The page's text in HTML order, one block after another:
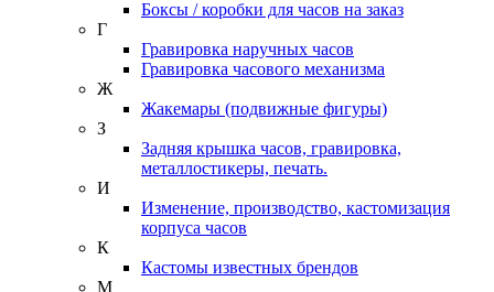
Боксы / коробки для часов на заказ
Г
Гравировка наручных часов
Гравировка часового механизма
Ж
Жакемары (подвижные фигуры)
З
Задняя крышка часов, гравировка,
металлостикеры, печать.
И
Изменение, производство, кастомизация
корпуса часов
К
Кастомы известных брендов
М